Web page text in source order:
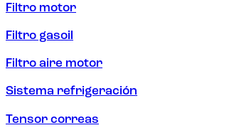
Filtro motor
Filtro gasoil
Filtro aire motor
Sistema refrigeración
Tensor correas